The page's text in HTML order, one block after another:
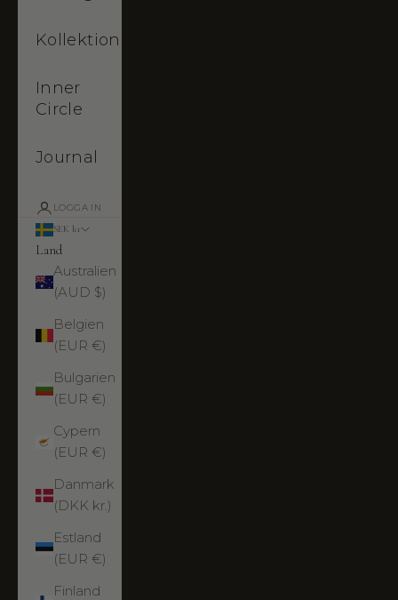
Kollektioner
Inner
Circle
Journal
LOGGA IN
SEK kr
Land
Australien
(AUD $)
Belgien
(EUR €)
Bulgarien
(EUR €)
Cypern
(EUR €)
Danmark
(DKK kr.)
Estland
(EUR €)
Finland